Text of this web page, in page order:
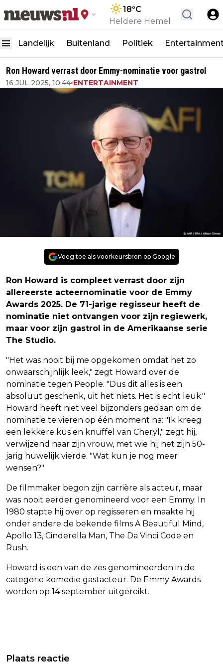
18°C
Heldere Hemel
Landelijk Buitenland Politiek
Ron Howard verrast door Emmy-nominatie voor gastrol
16 JUL 2025, 10:44•ENTERTAINMENT
Voeg toe als voorkeursbron op Google
Ron Howard is compleet verrast door zijn
allereerste acteernominatie voor de Emmy
Awards 2025. De 71-jarige regisseur heeft de
nominatie niet ontvangen voor zijn regiewerk,
maar voor zijn gastrol in de Amerikaanse serie
The Studio.
"Het was nooit bij me opgekomen omdat het zo
onwaarschijnlijk leek," zegt Howard over de
nominatie tegen People. "Dus dit alles is een
absoluut geschenk, uit het niets. Het is echt leuk."
Howard heeft niet veel bijzonders gedaan om de
nominatie te vieren op één moment na: "Ik kreeg
een lekkere kus en knuffel van Cheryl," zegt hij,
verwijzend naar zijn vrouw, met wie hij net zijn 50-
jarig huwelijk vierde. "Wat kun je nog meer
wensen?"
De filmmaker begon zijn carrière als acteur, maar
was nooit eerder genomineerd voor een Emmy. In
1980 stapte hij over op regisseren en maakte hij
onder andere de bekende films A Beautiful Mind,
Apollo 13, Cinderella Man, The Da Vinci Code en
Rush.
Howard is een van de zes genomineerden in de
categorie komedie gastacteur. De Emmy Awards
worden op 14 september uitgereikt.
VRIENDIN ZOETERMEER FILMDE
SLACHTOFFER KAN ZICH
Plaats reactie